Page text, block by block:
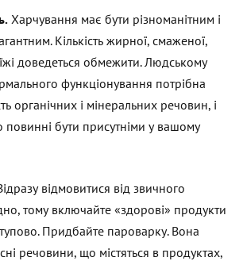
Харчування має бути різноманітним і
Кількість жирної, смаженої,
їжі доведеться обмежити. Людському
функціонування потрібна
органічних і мінеральних речовин, і
повинні бути присутніми у вашому
відмовитися від звичного
тому включайте «здорові» продукти
Придбайте пароварку. Вона
речовини, що містяться в продуктах,